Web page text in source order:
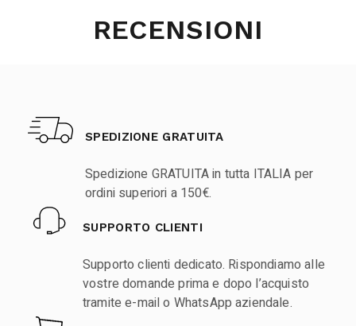
RECENSIONI
SPEDIZIONE GRATUITA
Spedizione GRATUITA in tutta ITALIA per
ordini superiori a 150€.
SUPPORTO CLIENTI
Supporto clienti dedicato. Rispondiamo alle
vostre domande prima e dopo l’acquisto
tramite e-mail o WhatsApp aziendale.